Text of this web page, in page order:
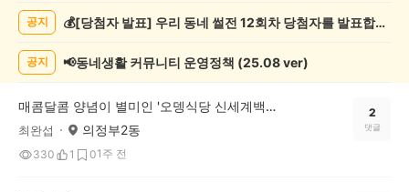
목
공지 💰[당첨자 발표] 우리 동네 썰전 12회차 당첨자를 발표합니다!
공지 📢동네생활 커뮤니티 운영정책 (25.08 ver)
매콤달콤 양념이 별미인 '오뎅식당 신세계백화점 의정부점' 부대볶음! 🥘
최완섭 의정부2동
330 1 01주 전
2
댓글